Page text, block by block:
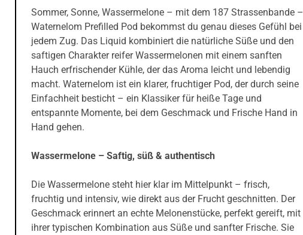
Sommer, Sonne, Wassermelone – mit dem 187 Strassenbande –
Waternelom Prefilled Pod bekommst du genau dieses Gefühl bei
jedem Zug. Das Liquid kombiniert die natürliche Süße und den
saftigen Charakter reifer Wassermelonen mit einem sanften
Hauch erfrischender Kühle, der das Aroma leicht und lebendig
macht. Waternelom ist ein klarer, fruchtiger Pod, der durch seine
Einfachheit besticht – ein Klassiker für heiße Tage und
entspannte Momente, bei dem Geschmack und Frische Hand in
Hand gehen.
Wassermelone – Saftig, süß & authentisch
Die Wassermelone steht hier klar im Mittelpunkt – frisch,
fruchtig und intensiv, wie direkt aus der Frucht geschnitten. Der
Geschmack erinnert an echte Melonenstücke, perfekt gereift, mit
ihrer typischen Kombination aus Süße und sanfter Frische. Sie